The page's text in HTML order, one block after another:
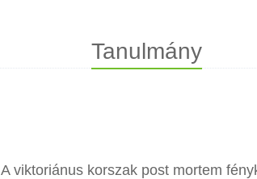
Tanulmány
A viktoriánus korszak post mortem